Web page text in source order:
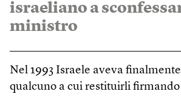
israeliano a
ministro
Nel 1993 Israele aveva
qualcuno a cui restituirli